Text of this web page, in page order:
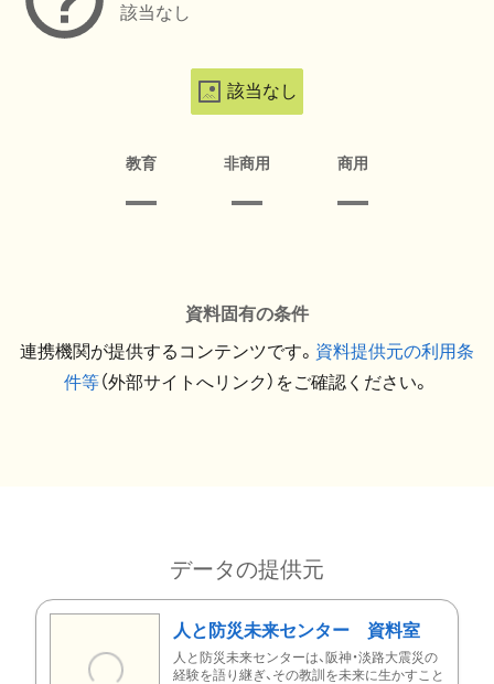
該当なし
該当なし
教育 非商用 商用
資料固有の条件
連携機関が提供するコンテンツです。 資料提供元の利用条
件等（外部サイトへリンク）をご確認ください。
データの提供元
人と防災未来センター 資料室
人と防災未来センターは、阪神・淡路大震災の
経験を語り継ぎ、その教訓を未来に生かすこと